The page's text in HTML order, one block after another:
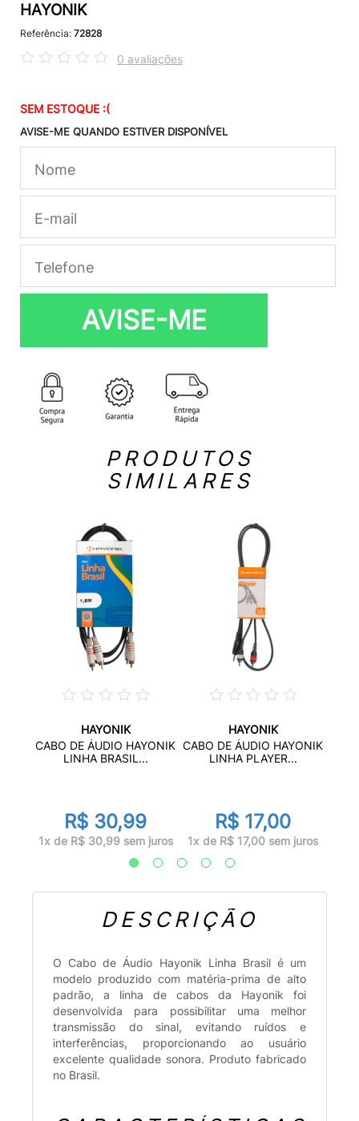
HAYONIK
Referência: 72828
0 avaliações
SEM ESTOQUE :(
AVISE-ME QUANDO ESTIVER DISPONÍVEL
AVISE-ME
PRODUTOS
SIMILARES
HAYONIK
CABO DE ÁUDIO HAYONIK
LINHA BRASIL...
R$ 30,99
1x de R$ 30,99 sem juros
HAYONIK
CABO DE ÁUDIO HAYONIK
LINHA PLAYER...
R$ 17,00
1x de R$ 17,00 sem juros
DESCRIÇÃO
O Cabo de Áudio Hayonik Linha Brasil é um
modelo produzido com matéria-prima de alto
padrão, a linha de cabos da Hayonik foi
desenvolvida para possibilitar uma melhor
transmissão do sinal, evitando ruídos e
interferências, proporcionando ao usuário
excelente qualidade sonora. Produto fabricado
no Brasil.